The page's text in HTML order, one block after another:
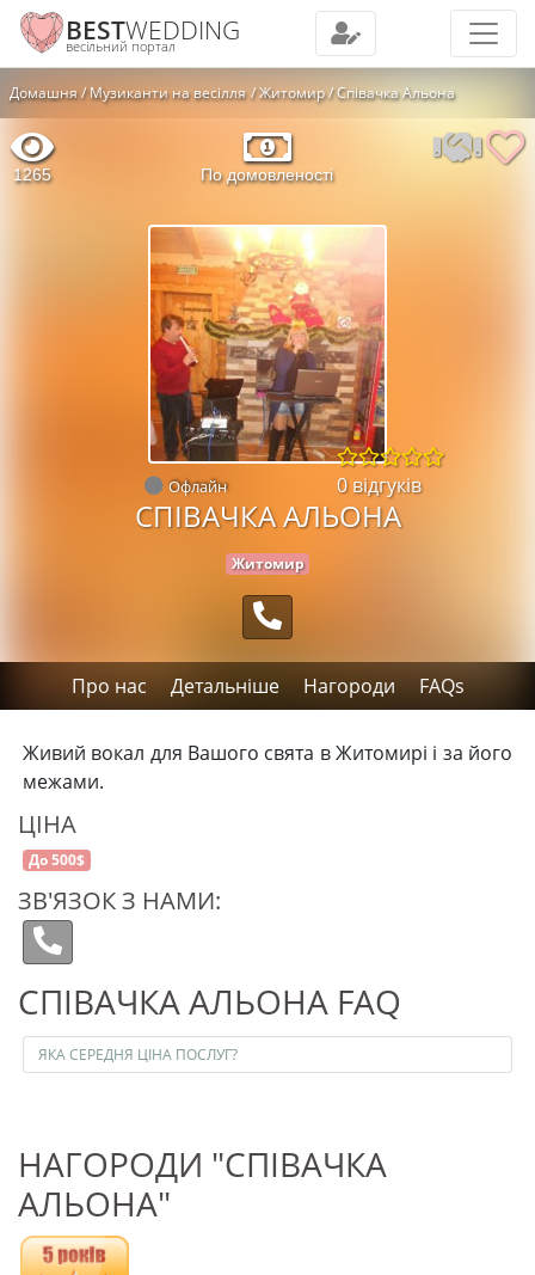
BESTWEDDING
весільний портал
Домашня Музиканти на весілля Житомир Співачка Альона
1265 По домовленості
Офлайн 0 відгуків
СПІВАЧКА АЛЬОНА
Житомир
Про нас Детальніше Нагороди FAQs
Живий вокал для Вашого свята в Житомирі і за його
межами.
ЦІНА
До 500$
ЗВ'ЯЗОК З НАМИ:
СПІВАЧКА АЛЬОНА FAQ
ЯКА СЕРЕДНЯ ЦІНА ПОСЛУГ?
НАГОРОДИ "СПІВАЧКА
АЛЬОНА"